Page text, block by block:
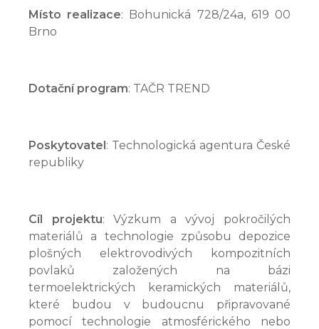
Místo realizace: Bohunická 728/24a, 619 00
Brno
Dotační program: TAČR TREND
Poskytovatel: Technologická agentura České
republiky
Cíl projektu: Výzkum a vývoj pokročilých
materiálů a technologie způsobu depozice
plošných elektrovodivých kompozitních
povlaků založených na bázi
termoelektrických keramických materiálů,
které budou v budoucnu připravované
pomocí technologie atmosférického nebo